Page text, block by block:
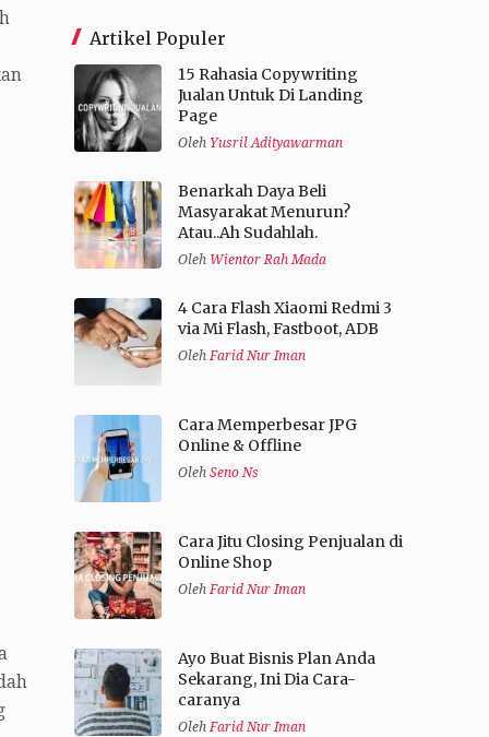
Artikel Populer
15 Rahasia Copywriting
Jualan Untuk Di Landing
Page
Oleh Yusril Adityawarman
Benarkah Daya Beli
Masyarakat Menurun?
Atau..Ah Sudahlah.
Oleh Wientor Rah Mada
4 Cara Flash Xiaomi Redmi 3
via Mi Flash, Fastboot, ADB
OlehFarid Nur Iman
Cara Memperbesar JPG
Online & Offline
Oleh Seno Ns
Cara Jitu Closing Penjualan di
Online Shop
OlehFarid Nur Iman
Ayo Buat Bisnis Plan Anda
Sekarang, Ini Dia Cara-
caranya
OlehFarid Nur Iman